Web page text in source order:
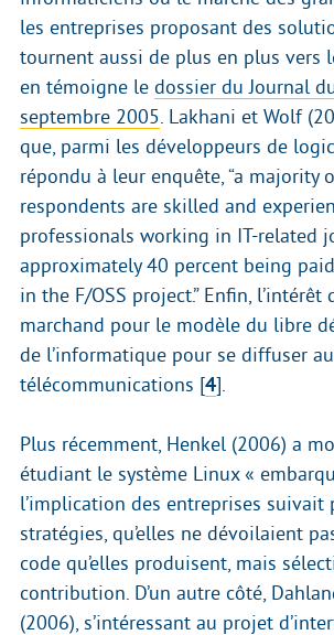
les entreprises proposant des
tournent aussi de plus en plus vers
en témoigne le dossier du Journal
septembre 2005 . Lakhani et Wolf
que, parmi les développeurs de
répondu à leur enquête, “a majority
respondents are skilled and
professionals working in IT-related
approximately 40 percent being
in the F/OSS project.” Enfin, l’intérêt
marchand pour le modèle du libre
de l’informatique pour se diffuser
télécommunications [4]
Plus récemment, Henkel (2006) a
étudiant le système Linux «
l’implication des entreprises suivait
stratégies, qu’elles ne dévoilaient
code qu’elles produisent, mais
contribution. D’un autre côté,
(2006), s’intéressant au projet